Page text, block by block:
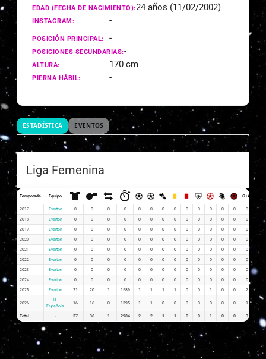
EDAD (FECHA DE NACIMIENTO):24 años (11/02/2002)
INSTAGRAM: -
POSICIÓN PRINCIPAL: -
POSICIONES SECUNDARIAS:-
ALTURA: 170 cm
PIERNA HÁBIL: -
ESTADÍSTICA EVENTOS
Liga Femenina
Temporada Equipo G+A
2017 Everton 0 0 0 0 0 0 0 0 0 0 0 0 0 0
2018 Everton 0 0 0 0 0 0 0 0 0 0 0 0 0 0
2019 Everton 0 0 0 0 0 0 0 0 0 0 0 0 0 0
2020 Everton 0 0 0 0 0 0 0 0 0 0 0 0 0 0
2021 Everton 0 0 0 0 0 0 0 0 0 0 0 0 0 0
2022 Everton 0 0 0 0 0 0 0 0 0 0 0 0 0 0
2023 Everton 0 0 0 0 0 0 0 0 0 0 0 0 0 0
2024 Everton 0 0 0 0 0 0 0 0 0 0 0 0 0 0
2025 Everton 21 20 1 1589 1 1 1 1 0 0 1 0 0 2
2026
U.
Española
16 16 0 1395 1 1 0 0 0 0 0 0 0 1
Total - 37 36 1 2984 2 2 1 1 0 0 1 0 0 3